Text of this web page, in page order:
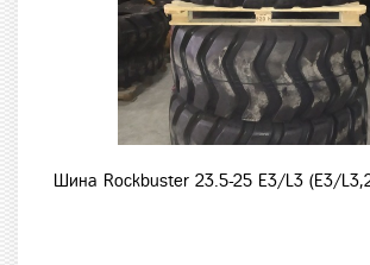
Шина Rockbuster 23.5-25 E3/L3 (E3/